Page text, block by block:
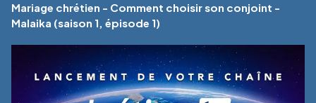
Mariage chrétien - Comment choisir son conjoint -
Malaika (saison 1, épisode 1)